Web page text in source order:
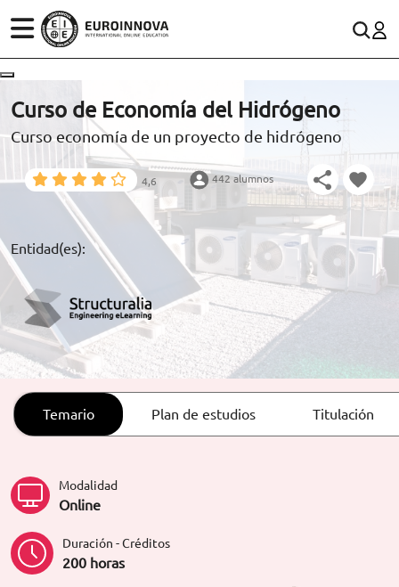
ÁREAS
ESTUDIOS
CONOCE EUROINNOVA
BECAS Y FINANCIACIÓN
RECURSOS EDUCATIVOS
ARTÍCULOS
ORIENTACIÓN LABORAL
(+34)958 050 200 (gratuito en España)
900 831 200
formacion@euroinnova.com
TRABAJA CON NOSOTROS
Curso de Economía del Hidrógeno
Curso economía de un proyecto de hidrógeno
4,6 442 alumnos
Entidad(es):
Temario Plan de estudios Titulación
Modalidad
Online
Duración - Créditos
200 horas